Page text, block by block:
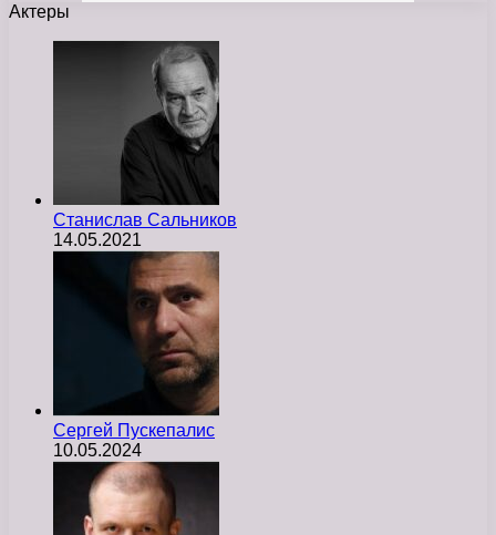
Актеры
Станислав Сальников
14.05.2021
Сергей Пускепалис
10.05.2024